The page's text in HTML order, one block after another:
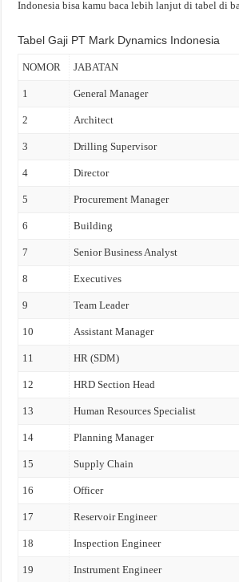
Indonesia bisa kamu baca lebih lanjut di tabel di
Tabel Gaji PT Mark Dynamics Indonesia
NOMOR JABATAN
1 General Manager
2 Architect
3 Drilling Supervisor
4 Director
5 Procurement Manager
6 Building
7 Senior Business Analyst
8 Executives
9 Team Leader
10 Assistant Manager
11 HR (SDM)
12 HRD Section Head
13 Human Resources Specialist
14 Planning Manager
15 Supply Chain
16 Officer
17 Reservoir Engineer
18 Inspection Engineer
19 Instrument Engineer